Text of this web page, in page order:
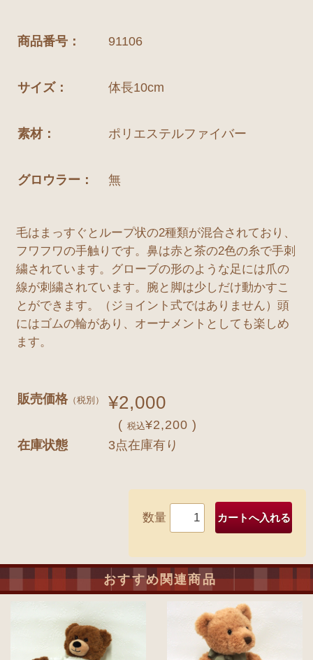
商品番号： 91106
サイズ： 体長10cm
素材： ポリエステルファイバー
グロウラー： 無
毛はまっすぐとループ状の2種類が混合されており、
フワフワの手触りです。鼻は赤と茶の2色の糸で手刺
繍されています。グローブの形のような足には爪の
線が刺繍されています。腕と脚は少しだけ動かすこ
とができます。（ジョイント式ではありません）頭
にはゴムの輪があり、オーナメントとしても楽しめ
ます。
販売価格（税別） ¥2,000
(税込¥2,200 )
在庫状態 3点在庫有り
数量
おすすめ関連商品